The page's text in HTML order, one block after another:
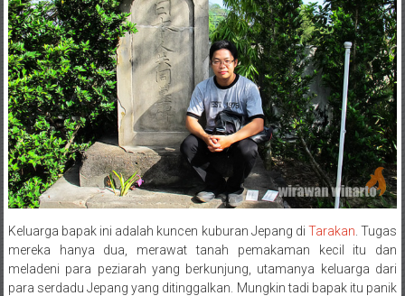
Keluarga bapak ini adalah kuncen kuburan Jepang di Tarakan . Tugas
mereka hanya dua, merawat tanah pemakaman kecil itu dan
meladeni para peziarah yang berkunjung, utamanya keluarga dari
para serdadu Jepang yang ditinggalkan. Mungkin tadi bapak itu panik